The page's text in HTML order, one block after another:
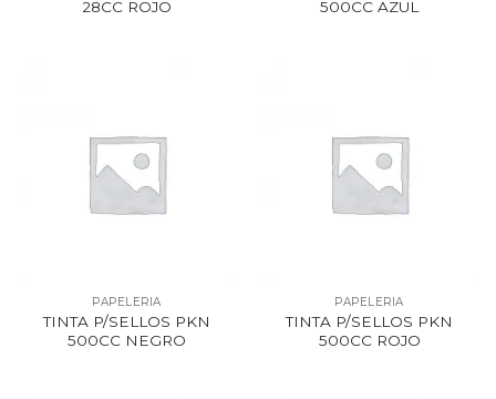
28CC ROJO 500CC AZUL
PAPELERIA
TINTA P/SELLOS PKN
500CC NEGRO
PAPELERIA
TINTA P/SELLOS PKN
500CC ROJO